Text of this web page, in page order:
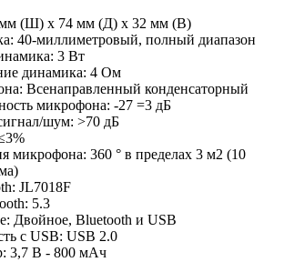
мм (Ш) x 74 мм (Д) x 32 мм (В)
40-миллиметровый, полный диапазон
3 Вт
динамика: 4 Ом
Всенаправленный конденсаторный
микрофона: -27 =3 дБ
шум: >70 дБ
микрофона: 360 ° в пределах 3 м2 (10
JL7018F
5.3
Двойное, Bluetooth и USB
с USB: USB 2.0
3,7 В - 800 мАч